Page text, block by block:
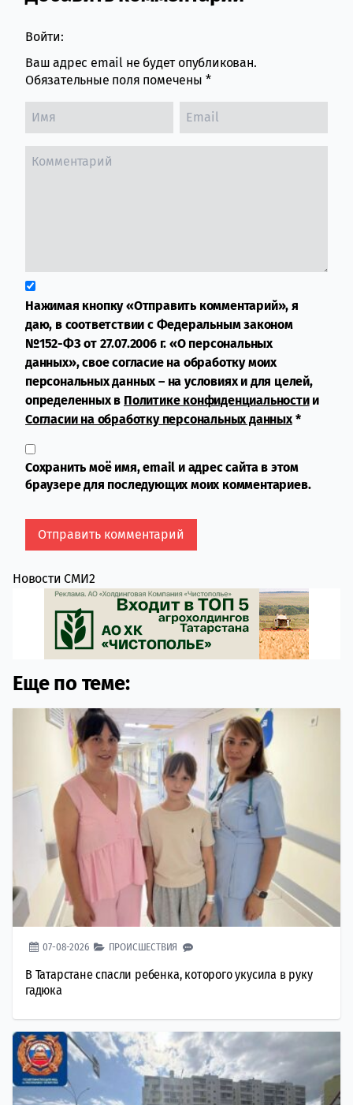
Войти:
Ваш адрес email не будет опубликован.
Обязательные поля помечены *
Нажимая кнопку «Отправить комментарий», я
даю, в соответствии с Федеральным законом
№152-ФЗ от 27.07.2006 г. «О персональных
данных», свое согласие на обработку моих
персональных данных – на условиях и для целей,
определенных в Политике конфиденциальностии
Согласии на обработку персональных данных*
Сохранить моё имя, email и адрес сайта в этом
браузере для последующих моих комментариев.
Новости СМИ2
Еще по теме:
07-08-2026 ПРОИСШЕСТВИЯ
В Татарстане спасли ребенка, которого укусила в руку
гадюка